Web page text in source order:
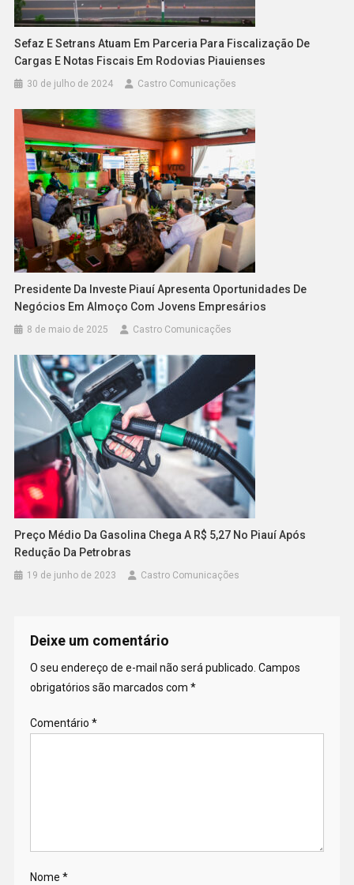
Sefaz E Setrans Atuam Em Parceria Para Fiscalização De
Cargas E Notas Fiscais Em Rodovias Piauienses
30 de julho de 2024 Castro Comunicações
Presidente Da Investe Piauí Apresenta Oportunidades De
Negócios Em Almoço Com Jovens Empresários
8 de maio de 2025 Castro Comunicações
Preço Médio Da Gasolina Chega A R$ 5,27 No Piauí Após
Redução Da Petrobras
19 de junho de 2023 Castro Comunicações
Deixe um comentário
O seu endereço de e-mail não será publicado. Campos
obrigatórios são marcados com *
Comentário *
Nome *